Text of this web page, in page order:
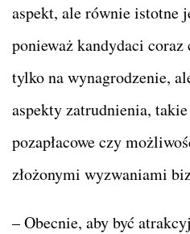
aspekt, ale równie istotne
ponieważ kandydaci
tylko na wynagrodzenie,
aspekty zatrudnienia,
pozapłacowe czy
złożonymi wyzwaniami
– Obecnie, aby być